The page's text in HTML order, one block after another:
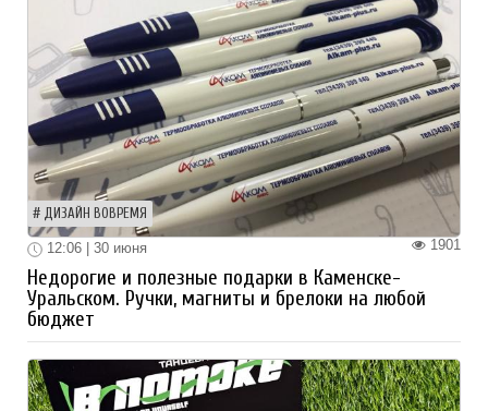
ДИЗАЙН ВОВРЕМЯ
1901
12:06 | 30 июня
Недорогие и полезные подарки в Каменске-
Уральском. Ручки, магниты и брелоки на любой
бюджет